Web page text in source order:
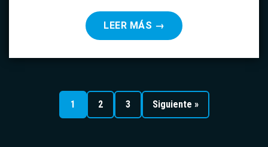
LEER MÁS →
Paginación
de
1 2 3 Siguiente »